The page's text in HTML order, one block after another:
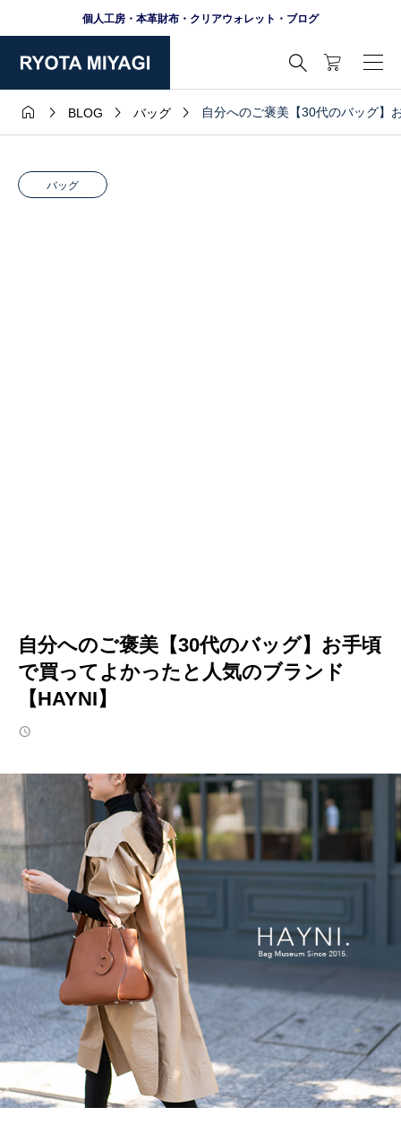
個人工房・本革財布・クリアウォレット・ブログ

  BLOG  バッグ  自分へのご褒美【30代のバッグ】
バッグ
自分へのご褒美【30代のバッグ】お手頃
で買ってよかったと人気のブランド
【HAYNI】